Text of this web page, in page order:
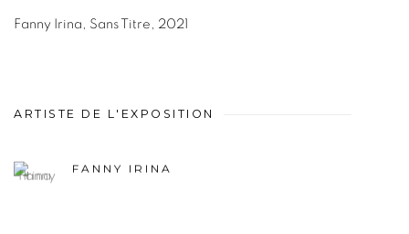
Fanny Irina Sans Titre 2021
ARTISTE DE L'EXPOSITION
FANNY IRINA